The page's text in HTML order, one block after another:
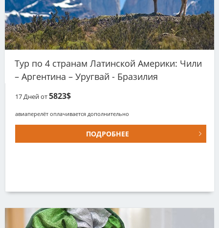
Тур по 4 странам Латинской Америки: Чили
– Аргентина – Уругвай - Бразилия
17Дней от5823$
авиаперелёт оплачивается дополнительно
ПОДРОБНЕЕ